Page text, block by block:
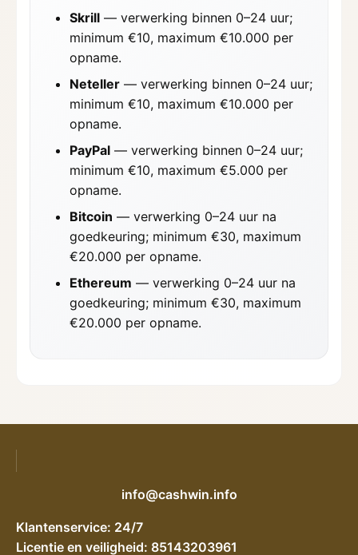
Skrill— verwerking binnen 0–24 uur;
minimum €10, maximum €10.000 per
opname.
Neteller— verwerking binnen 0–24 uur;
minimum €10, maximum €10.000 per
opname.
PayPal— verwerking binnen 0–24 uur;
minimum €10, maximum €5.000 per
opname.
Bitcoin — verwerking 0–24 uur na
goedkeuring; minimum €30, maximum
€20.000 per opname.
Ethereum — verwerking 0–24 uur na
goedkeuring; minimum €30, maximum
€20.000 per opname.
info@cashwin.info
Klantenservice: 24/7
Licentie en veiligheid: 85143203961